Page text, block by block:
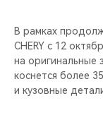
КРОССОВЕРЫ
СЕДАНЫ
КРЕДИТ И
ЗАПЧАСТИ И
ПОДДЕРЖКА
О БРЕНДЕ
CHERY В СОЦСЕТЯХ
КРЕДИТ
МЫ В СОЦСЕТЯХ
В рамках
CHERY c 12
на оригинальные
коснется более
и кузовные